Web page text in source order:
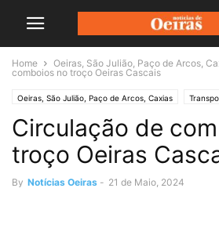
Home Oeiras, São Julião, Paço de Arcos,
comboios no troço Oeiras Cascais
Oeiras, São Julião, Paço de Arcos, Caxias
Circulação de
troço Oeiras
By Notícias Oeiras - 21 de Maio, 2024